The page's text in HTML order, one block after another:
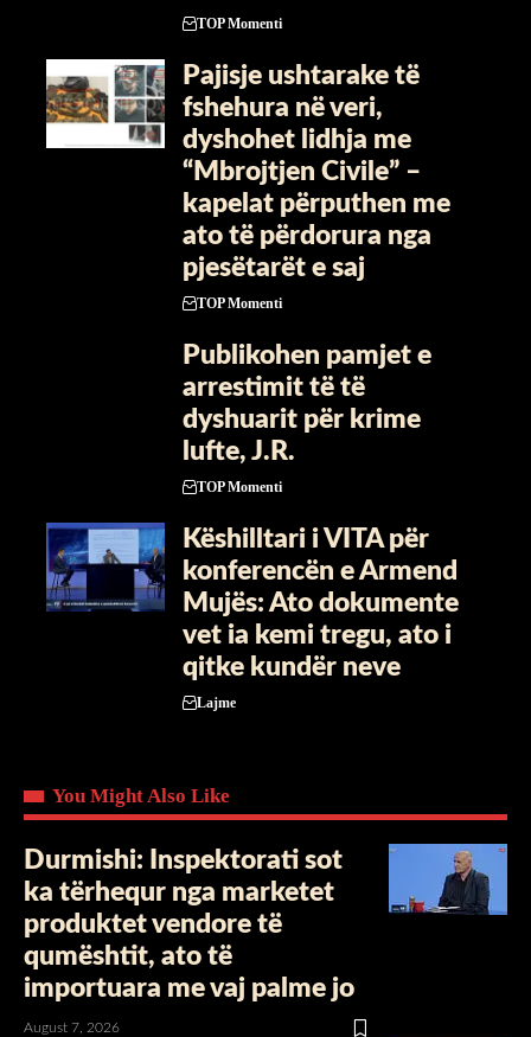
TOP Momenti
Pajisje ushtarake të
fshehura në veri,
dyshohet lidhja me
“Mbrojtjen Civile” –
kapelat përputhen me
ato të përdorura nga
pjesëtarët e saj
TOP Momenti
Publikohen pamjet e
arrestimit të të
dyshuarit për krime
lufte, J.R.
TOP Momenti
Këshilltari i VITA për
konferencën e Armend
Mujës: Ato dokumente
vet ia kemi tregu, ato i
qitke kundër neve
Lajme
You Might Also Like
Durmishi: Inspektorati sot
ka tërhequr nga marketet
produktet vendore të
qumështit, ato të
importuara me vaj palme jo
August 7, 2026